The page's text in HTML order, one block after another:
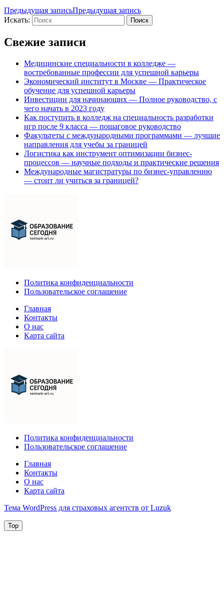
Предыдущая записьПредыдущая запись
Искать:
Поиск
Свежие записи
Медицинские специальности в колледже —
востребованные профессии для успешной карьеры
Экономический институт в Москве — Практическое
обучение для успешной карьеры
Инвестиции для начинающих — Полное руководство, с
чего начать в 2023 году
Как поступить в колледж на специальность разработки
игр после 9 класса — пошаговое руководство
Факультеты с международными программами — лучшие
направления для учебы за границей
Логистика как инструмент оптимизации бизнес-
процессов — научные подходы и практические решения
Международные магистратуры по бизнес-управлению
— стоит ли учиться за границей?
Политика конфиденциальности
Пользовательское соглашение
Главная
Контакты
О нас
Карта сайта
Политика конфиденциальности
Пользовательское соглашение
Главная
Контакты
О нас
Карта сайта
Тема WordPress для страховых агентств от Luzuk
Top